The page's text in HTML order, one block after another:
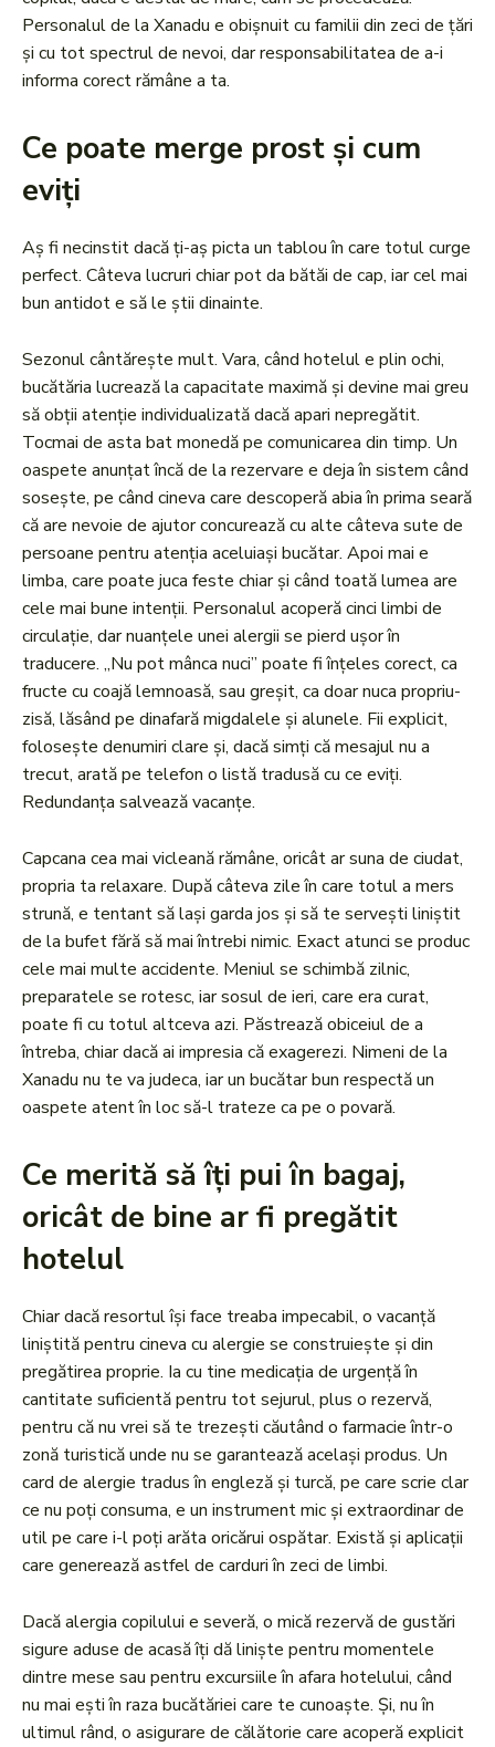
Personalul de la Xanadu e obișnuit cu familii din zeci de țări
și cu tot spectrul de nevoi, dar responsabilitatea de a-i
informa corect rămâne a ta.
Ce poate merge prost și cum
eviți
Aș fi necinstit dacă ți-aș picta un tablou în care totul curge
perfect. Câteva lucruri chiar pot da bătăi de cap, iar cel mai
bun antidot e să le știi dinainte.
Sezonul cântărește mult. Vara, când hotelul e plin ochi,
bucătăria lucrează la capacitate maximă și devine mai greu
să obții atenție individualizată dacă apari nepregătit.
Tocmai de asta bat monedă pe comunicarea din timp. Un
oaspete anunțat încă de la rezervare e deja în sistem când
sosește, pe când cineva care descoperă abia în prima seară
că are nevoie de ajutor concurează cu alte câteva sute de
persoane pentru atenția aceluiași bucătar. Apoi mai e
limba, care poate juca feste chiar și când toată lumea are
cele mai bune intenții. Personalul acoperă cinci limbi de
circulație, dar nuanțele unei alergii se pierd ușor în
traducere. „Nu pot mânca nuci” poate fi înțeles corect, ca
fructe cu coajă lemnoasă, sau greșit, ca doar nuca propriu-
zisă, lăsând pe dinafară migdalele și alunele. Fii explicit,
folosește denumiri clare și, dacă simți că mesajul nu a
trecut, arată pe telefon o listă tradusă cu ce eviți.
Redundanța salvează vacanțe.
Capcana cea mai vicleană rămâne, oricât ar suna de ciudat,
propria ta relaxare. După câteva zile în care totul a mers
strună, e tentant să lași garda jos și să te servești liniștit
de la bufet fără să mai întrebi nimic. Exact atunci se produc
cele mai multe accidente. Meniul se schimbă zilnic,
preparatele se rotesc, iar sosul de ieri, care era curat,
poate fi cu totul altceva azi. Păstrează obiceiul de a
întreba, chiar dacă ai impresia că exagerezi. Nimeni de la
Xanadu nu te va judeca, iar un bucătar bun respectă un
oaspete atent în loc să-l trateze ca pe o povară.
Ce merită să îți pui în bagaj,
oricât de bine ar fi pregătit
hotelul
Chiar dacă resortul își face treaba impecabil, o vacanță
liniștită pentru cineva cu alergie se construiește și din
pregătirea proprie. Ia cu tine medicația de urgență în
cantitate suficientă pentru tot sejurul, plus o rezervă,
pentru că nu vrei să te trezești căutând o farmacie într-o
zonă turistică unde nu se garantează același produs. Un
card de alergie tradus în engleză și turcă, pe care scrie clar
ce nu poți consuma, e un instrument mic și extraordinar de
util pe care i-l poți arăta oricărui ospătar. Există și aplicații
care generează astfel de carduri în zeci de limbi.
Dacă alergia copilului e severă, o mică rezervă de gustări
sigure aduse de acasă îți dă liniște pentru momentele
dintre mese sau pentru excursiile în afara hotelului, când
nu mai ești în raza bucătăriei care te cunoaște. Și, nu în
ultimul rând, o asigurare de călătorie care acoperă explicit